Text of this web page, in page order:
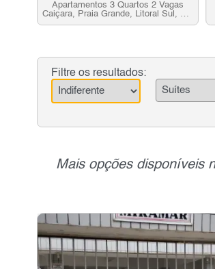
Apartamentos 3 Quartos 2 Vagas
Caiçara, Praia Grande, Litoral Sul, SP
para venda
Filtre os resultados:
Mais opções disponíveis